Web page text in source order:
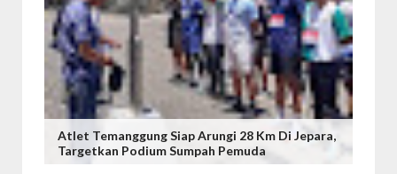
Atlet Temanggung Siap Arungi 28 Km Di Jepara,
Targetkan Podium Sumpah Pemuda